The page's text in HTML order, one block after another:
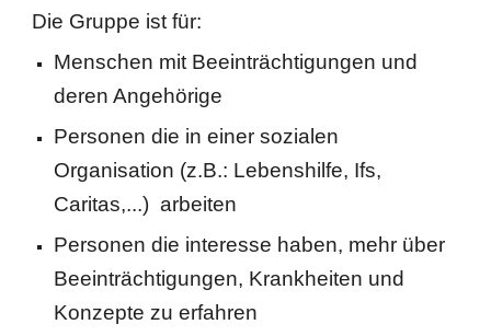
Die Gruppe ist für:
Menschen mit Beeinträchtigungen und
deren Angehörige
Personen die in einer sozialen
Organisation (z.B.: Lebenshilfe, Ifs,
Caritas,...) arbeiten
Personen die interesse haben, mehr über
Beeinträchtigungen, Krankheiten und
Konzepte zu erfahren